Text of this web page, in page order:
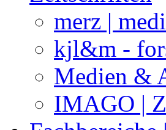
merz |
kjl&m -
Medien &
IMAGO |